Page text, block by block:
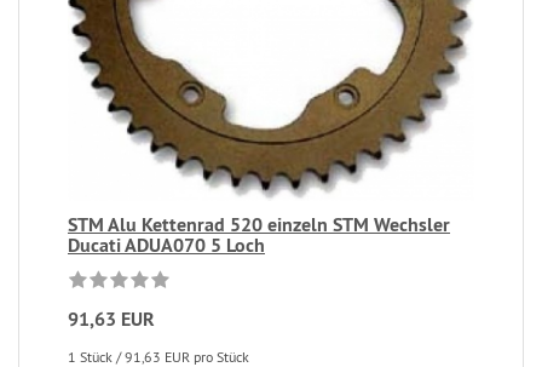
STM Alu Kettenrad 520 einzeln STM Wechsler
Ducati ADUA070 5 Loch
91,63 EUR
1 Stück / 91,63 EUR pro Stück